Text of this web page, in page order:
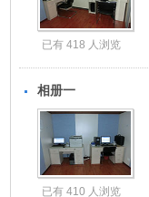
已有 418 人浏览
相册一
已有 410 人浏览